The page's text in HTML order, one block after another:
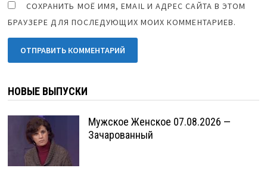
СОХРАНИТЬ МОЁ ИМЯ, EMAIL И АДРЕС САЙТА В ЭТОМ
БРАУЗЕРЕ ДЛЯ ПОСЛЕДУЮЩИХ МОИХ КОММЕНТАРИЕВ.
НОВЫЕ ВЫПУСКИ
Мужское Женское 07.08.2026 —
Зачарованный